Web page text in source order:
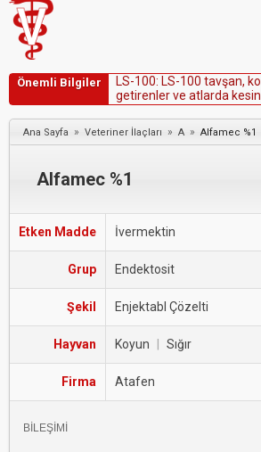
Önemli Bilgiler LS-100: LS-100 tavşan, ko
getiren erve atarda kesin
kullanılmamalıdır.
Ana Sayfa » Veteriner İlaçları » A » Alfamec %1
Alfamec %1
Etken Madde İvermektin
Grup Endektosit
Şekil Enjektabl Çözelti
Hayvan Koyun Sığır
Firma Atafen
BİLEŞİMİ